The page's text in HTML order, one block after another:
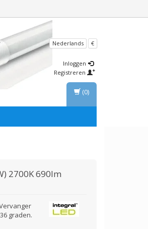
Nederlands €
Inloggen
Registreren
(0)
2700K 690lm
graden.